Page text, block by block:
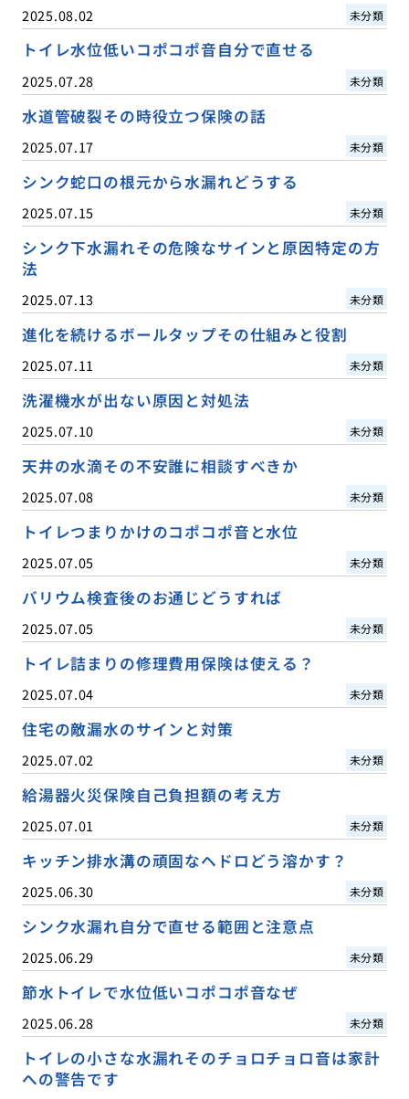
2025.08.02 未分類
トイレ水位低いコポコポ音自分で直せる
2025.07.28 未分類
水道管破裂その時役立つ保険の話
2025.07.17 未分類
シンク蛇口の根元から水漏れどうする
2025.07.15 未分類
シンク下水漏れその危険なサインと原因特定の方
法
2025.07.13 未分類
進化を続けるボールタップその仕組みと役割
2025.07.11 未分類
洗濯機水が出ない原因と対処法
2025.07.10 未分類
天井の水滴その不安誰に相談すべきか
2025.07.08 未分類
トイレつまりかけのコポコポ音と水位
2025.07.05 未分類
バリウム検査後のお通じどうすれば
2025.07.05 未分類
トイレ詰まりの修理費用保険は使える？
2025.07.04 未分類
住宅の敵漏水のサインと対策
2025.07.02 未分類
給湯器火災保険自己負担額の考え方
2025.07.01 未分類
キッチン排水溝の頑固なヘドロどう溶かす？
2025.06.30 未分類
シンク水漏れ自分で直せる範囲と注意点
2025.06.29 未分類
節水トイレで水位低いコポコポ音なぜ
2025.06.28 未分類
トイレの小さな水漏れそのチョロチョロ音は家計
への警告です